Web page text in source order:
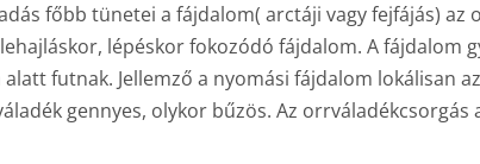
főbb tünetei a fájdalom( arctáji vagy fejfájás)
lehajláskor, lépéskor fokozódó fájdalom. A
futnak. Jellemző a nyomási fájdalom lokálisan
gennyes, olykor bűzös. Az